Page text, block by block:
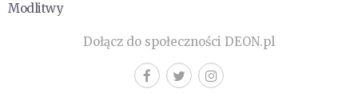
Modlitwy
Dołącz do społeczności DEON.pl